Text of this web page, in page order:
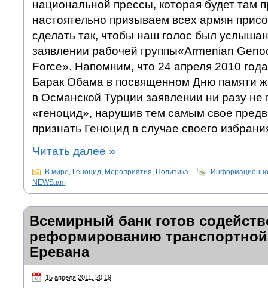
национальной прессы, которая будет там
настоятельно призываем всех армян
сделать так, чтобы наш голос был
заявлении рабочей группы«Armenian
Force». Напомним, что 24 апреля 2010
Барак Обама в посвященном Дню памяти
в Османской Турции заявлении ни разу не
«геноцид», нарушив тем самым свое
признать Геноцид в случае своего
Читать далее »
В мире, Геноцид, Мероприятия, Политика
NEWS.am
Всемирный банк готов
реформированию
Еревана
15 апреля 2011, 20:19